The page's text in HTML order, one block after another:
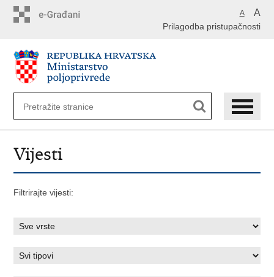
A A
Prilagodba pristupačnosti
Vijesti
Filtrirajte vijesti: